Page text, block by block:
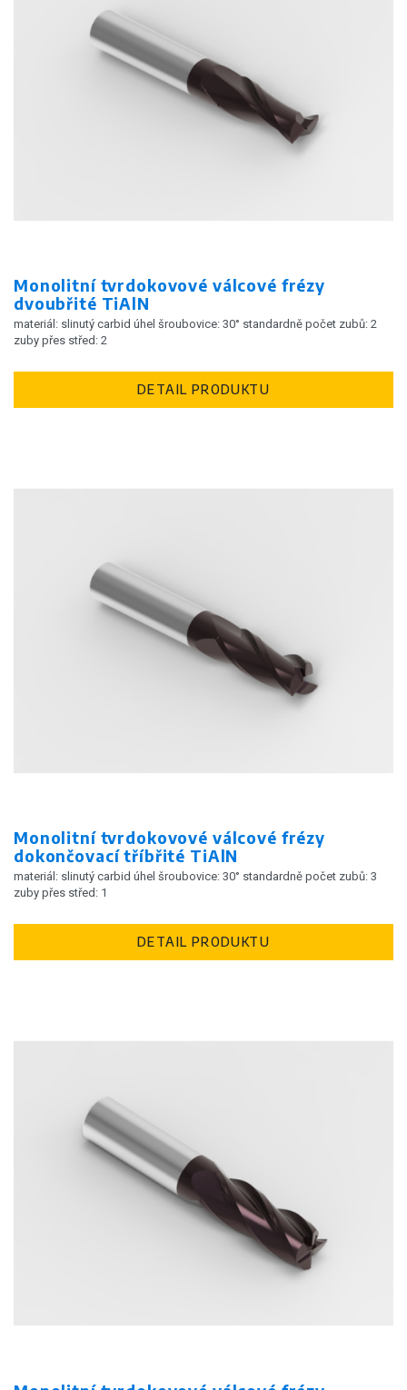
Monolitní tvrdokovové válcové frézy
dvoubřité TiAlN
materiál: slinutý carbid úhel šroubovice: 30° standardně počet zubů: 2
zuby přes střed: 2
DETAIL PRODUKTU
Monolitní tvrdokovové válcové frézy
dokončovací tříbřité TiAlN
materiál: slinutý carbid úhel šroubovice: 30° standardně počet zubů: 3
zuby přes střed: 1
DETAIL PRODUKTU